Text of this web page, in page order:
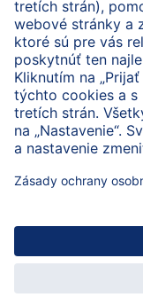
Cookies a
Imprint
Zaregistrujte